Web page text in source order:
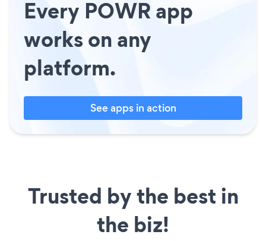
Every POWR app
works on any
platform.
See apps in action
Trusted by the best in
the biz!